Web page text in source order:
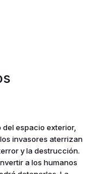
espacio exterior,
invasores aterrizan
y la destrucción.
a los humanos